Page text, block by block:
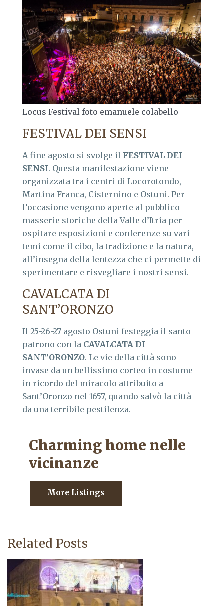
Locus Festival foto emanuele colabello
FESTIVAL DEI SENSI
A fine agosto si svolge il FESTIVAL DEI
SENSI. Questa manifestazione viene
organizzata tra i centri di Locorotondo,
Martina Franca, Cisternino e Ostuni. Per
l’occasione vengono aperte al pubblico
masserie storiche della Valle d’Itria per
ospitare esposizioni e conferenze su vari
temi come il cibo, la tradizione e la natura,
all’insegna della lentezza che ci permette di
sperimentare e risvegliare i nostri sensi.
CAVALCATA DI
SANT’ORONZO
Il 25-26-27 agosto Ostuni festeggia il santo
patrono con la CAVALCATA DI
SANT’ORONZO. Le vie della città sono
invase da un bellissimo corteo in costume
in ricordo del miracolo attribuito a
Sant’Oronzo nel 1657, quando salvò la città
da una terribile pestilenza.
Charming home nelle
vicinanze
More Listings
Related Posts